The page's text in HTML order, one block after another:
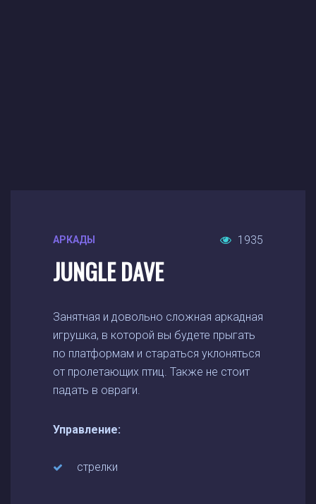
АРКАДЫ 1935
JUNGLE DAVE
Занятная и довольно сложная аркадная
игрушка, в которой вы будете прыгать
по платформам и стараться уклоняться
от пролетающих птиц. Также не стоит
падать в овраги.
Управление:
стрелки